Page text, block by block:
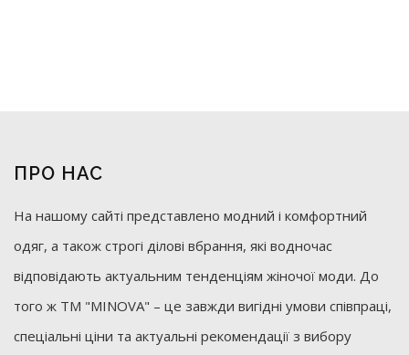
ПРО НАС
На нашому сайті представлено модний і комфортний
одяг, а також строгі ділові вбрання, які водночас
відповідають актуальним тенденціям жіночої моди. До
того ж ТМ "MINOVA" – це завжди вигідні умови співпраці,
спеціальні ціни та актуальні рекомендації з вибору